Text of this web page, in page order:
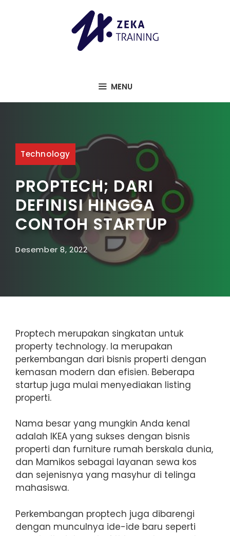
MENU
Technology
PROPTECH; DARI
DEFINISI HINGGA
CONTOH STARTUP
Desember 8, 2022
Proptech merupakan singkatan untuk
property technology. Ia merupakan
perkembangan dari bisnis properti dengan
kemasan modern dan efisien. Beberapa
startup juga mulai menyediakan listing
properti.
Nama besar yang mungkin Anda kenal
adalah IKEA yang sukses dengan bisnis
properti dan furniture rumah berskala dunia,
dan Mamikos sebagai layanan sewa kos
dan sejenisnya yang masyhur di telinga
mahasiswa.
Perkembangan proptech juga dibarengi
dengan munculnya ide-ide baru seperti